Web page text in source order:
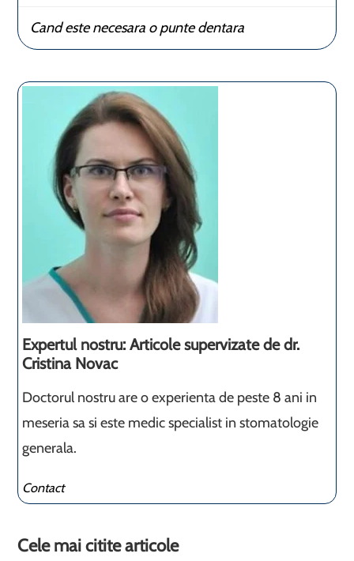
Cand este necesara o punte dentara
Expertul nostru: Articole supervizate de dr.
Cristina Novac
Doctorul nostru are o experienta de peste 8 ani in
meseria sa si este medic specialist in stomatologie
generala.
Contact
Cele mai citite articole